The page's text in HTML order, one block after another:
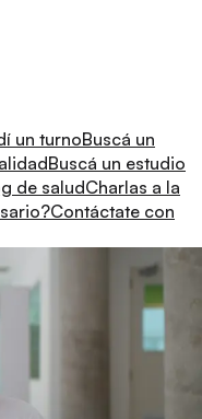
un turnoBuscá un
Buscá un estudio
de saludCharlas a la
Contáctate con